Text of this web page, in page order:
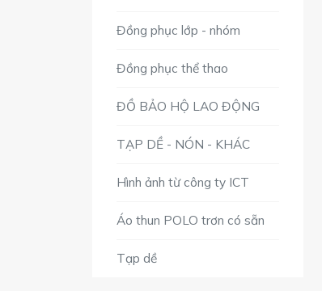
Đồng phục lớp - nhóm
Đồng phục thể thao
ĐỒ BẢO HỘ LAO ĐỘNG
TẠP DỀ - NÓN - KHÁC
Hình ảnh từ công ty ICT
Áo thun POLO trơn có sẵn
Tạp dề